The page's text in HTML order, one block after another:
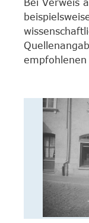
Bei Verweis